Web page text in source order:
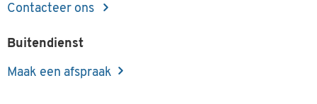
Contacteer ons
Buitendienst
Maak een afspraak